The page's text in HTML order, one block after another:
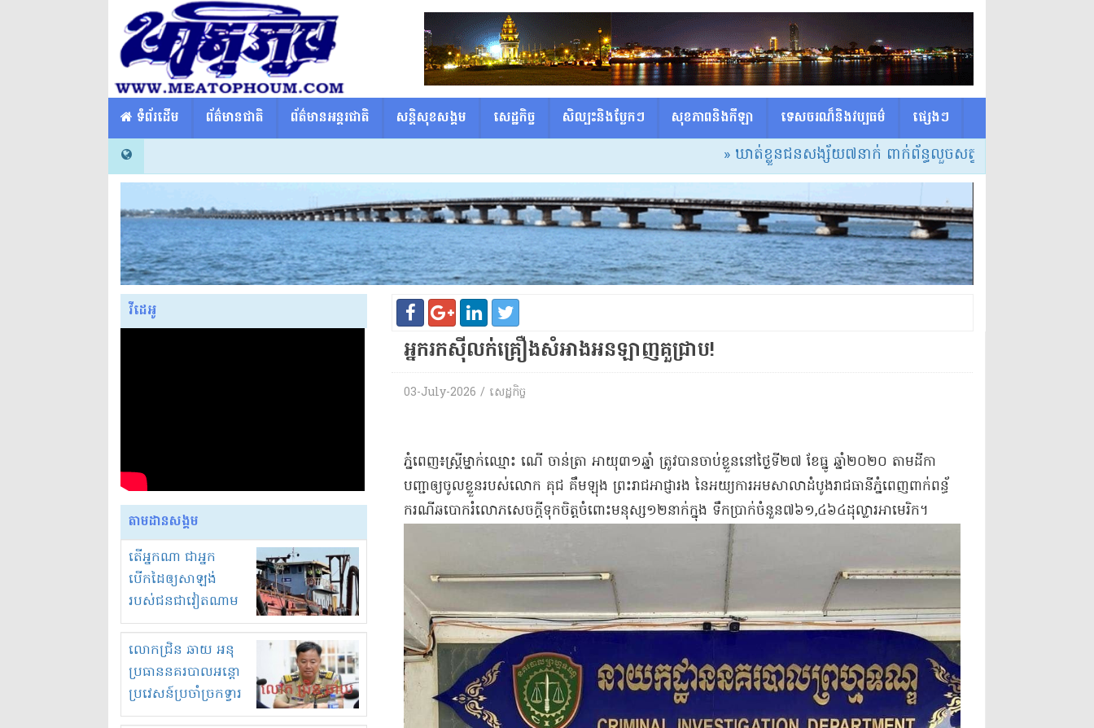
​​ ទំព័រដើម ព័ត៌មានជាតិ ព័ត៌មានអន្តរជាតិ សន្តិសុខសង្គម សេដ្ឋកិច្ច សិល្បះនិងប្លែកៗ សុខភាពនិងកីឡា ទេសចរណ៏និងវប្បធម៌ ផ្សេង​ៗ
» ឃាត់ខ្លួនជនសង្ស័យ៧នាក់ ពាក់ព័ន្ធលួចសត្វគោ ៣ករណី នៅស្រុកត្រពាំ
វីដេអូ
តាមដានសង្គម
តើអ្នកណា ជាអ្នក
បើកដៃឲ្យសាឡង់
របស់ជនជាវៀតណាម
ចូល មកខុស
ច្បាប់លួចបូមខ្សាច់នៅ
ក្នុងប្រទេសកម្ពុជា
លោកជ្រិន ឆាយ អនុ
ប្រធាននគរបាលអន្តោ
ប្រវេសន៍ប្រចាំច្រកទ្វារ
ព្រំដែនភ្នំឌិន និងឈ្មួញ
អ្នករកស៊ី​លក់​គ្រឿងសំអាង​អន​ឡាញ​គួ​ជ្រាប​!
03-July-2026 / សេដ្ឋកិច្ច
​ភ្នំពេញ​៖​ស្ត្រី​ម្នាក់​ឈ្មោះ ណើ ចាន់​ត្រា អាយុ​៣១​ឆ្នាំ ត្រូវបាន​ចាប់ខ្លួន​នៅ​ថ្ងៃទី​២៧ ខែធ្នូ ឆ្នាំ​២០២០ តាម​ដីកា​
បញ្ជា​ឲ្យ​ចូលខ្លួន​របស់លោក គុជ គឹម​ឡុង ព្រះរាជអាជ្ញារង នៃ​អយ្យការ​អម​សាលាដំបូង​រាជធានី​ភ្នំពេញ​ពាក់​ព​ន្ធ័​
ករណី​ឆបោក​រំលោភសេចក្តីទុកចិត្ត​ចំពោះ​មនុស្ស​១២​នាក់​ក្នុង ទឹកប្រាក់​ចំនួន​៧៦១,៤៦៤​ដុល្លារ​អាមេរិក​។​